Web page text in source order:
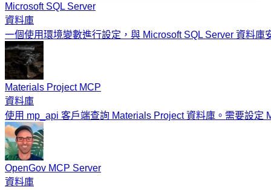
Microsoft SQL Server
資料庫
一個使用環境變數進行設定，與 Microsoft SQL Server 資料庫
Materials Project MCP
資料庫
使用 mp_api 客戶端查詢 Materials Project 資料庫。需要設定
OpenGov MCP Server
資料庫